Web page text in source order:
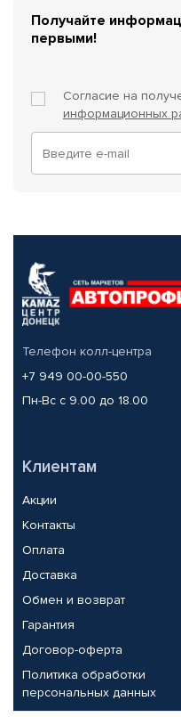
Получайте
первыми!
Согласие на
информационных
Телефон колл-центра
+7 949 00-00-550
Пн-Вс с 9.00 до 18.00
Клиентам
Акции
Контакты
Оплата
Доставка
Обмен и возврат
Гарантия
Договор-оферта
Политика обработки
персональных данных